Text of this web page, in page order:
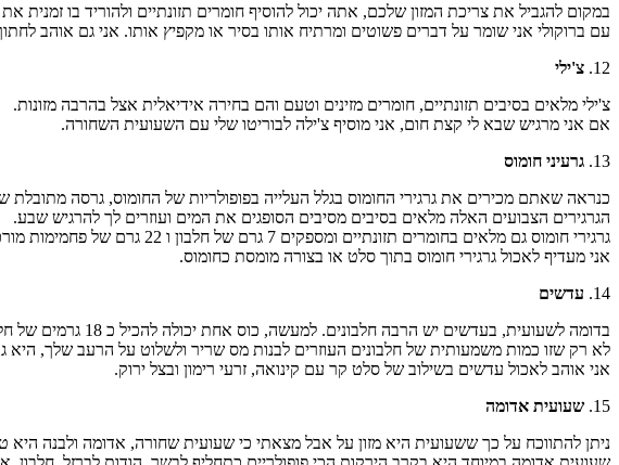
במקום להגביל את צריכת המזון שלכם, אתה יכול להוסיף חומרים תזונתיים ולהוריד בו זמנית
עם ברוקולי אני שומר על דברים פשוטים ומרתיח אותו בסיר או מקפיץ אותו. אני גם אוהב
12. צ'ילי
צ'ילי מלאים בסיבים תזונתיים, חומרים מזינים וטעם והם בחירה אידיאלית אצל בהרבה מזונות.
אם אני מרגיש שבא לי קצת חום, אני מוסיף צ'ילה לבוריטו שלי עם השעועית השחורה.
13. גרעיני חומוס
כנראה שאתם מכירים את גרגירי החומוס בגלל העלייה בפופולריות של החומוס, גרסה מתובלת
הגרגירים הצבועים האלה מלאים בסיבים מסיבים הסופגים את המים ועוזרים לך להרגיש שבע.
גרגירי חומוס גם מלאים בחומרים תזונתיים ומספקים 7 גרם של חלבון ו 22 גרם של פחמימות מורכבות.
אני מעדיף לאכול גרגירי חומוס בתוך סלט או בצורה מומסת כחומוס.
14. עדשים
בדומה לשעועית, בעדשים יש הרבה חלבונים. למעשה, כוס אחת יכולה להכיל כ 18 גרמים של חלבונים רק עבור 200 קלוריות.
לא רק שזו כמות משמעותית של חלבונים העוזרים לבנות מס שריר ולשלוט על הרעב שלך, היא
אני אוהב לאכול עדשים בשילוב של סלט קר עם קינואה, זרעי רימון ובצל ירוק.
15. שעועית אדומה
ניתן להתווכח על כך ששעועית היא מזון על אבל מצאתי כי שעועית שחורה, אדומה ולבנה היא